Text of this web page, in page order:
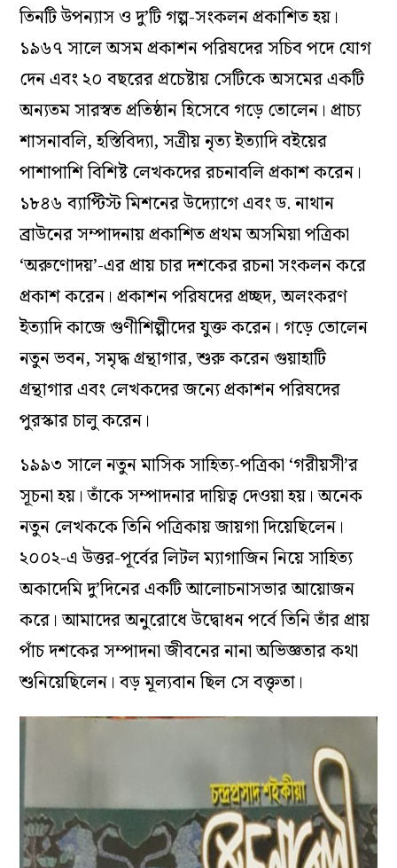
তিনটি উপন্যাস ও দু’টি গল্প-সংকলন প্রকাশিত হয়।
১৯৬৭ সালে অসম প্রকাশন পরিষদের সচিব পদে যোগ
দেন এবং ২০ বছরের প্রচেষ্টায় সেটিকে অসমের একটি
অন্যতম সারস্বত প্রতিষ্ঠান হিসেবে গড়ে তোলেন। প্রাচ‍্য
শাসনাবলি, হস্তিবিদ‍্যা, সত্রীয় নৃত্য ইত্যাদি বইয়ের
পাশাপাশি বিশিষ্ট লেখকদের রচনাবলি প্রকাশ করেন।
১৮৪৬ ব‍্যাপ্টিস্ট মিশনের উদ্যোগে এবং ড. নাথান
ব্রাউনের সম্পাদনায় প্রকাশিত প্রথম অসমিয়া পত্রিকা
‘অরুণোদয়’-এর প্রায় চার দশকের রচনা সংকলন করে
প্রকাশ করেন। প্রকাশন পরিষদের প্রচ্ছদ, অলংকরণ
ইত্যাদি কাজে গুণীশিল্পীদের যুক্ত করেন। গড়ে তোলেন
নতুন ভবন, সমৃদ্ধ গ্রন্থাগার, শুরু করেন গুয়াহাটি
গ্রন্থাগার এবং লেখকদের জন্যে প্রকাশন পরিষদের
পুরস্কার চালু করেন।
১৯৯৩ সালে নতুন মাসিক সাহিত্য-পত্রিকা ‘গরীয়সী’র
সূচনা হয়। তাঁকে সম্পাদনার দায়িত্ব দেওয়া হয়। অনেক
নতুন লেখককে তিনি পত্রিকায় জায়গা দিয়েছিলেন।
২০০২-এ উত্তর-পূর্বের লিটল ম্যাগাজিন নিয়ে সাহিত্য
অকাদেমি দু’দিনের একটি আলোচনাসভার আয়োজন
করে। আমাদের অনুরোধে উদ্বোধন পর্বে তিনি তাঁর প্রায়
পাঁচ দশকের সম্পাদনা জীবনের নানা অভিজ্ঞতার কথা
শুনিয়েছিলেন। বড় মূল্যবান ছিল সে বক্তৃতা।